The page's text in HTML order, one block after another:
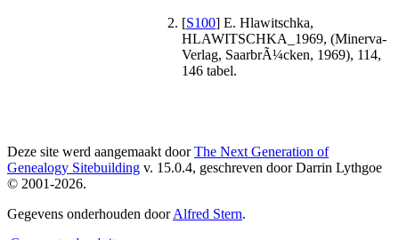
[S100] E. Hlawitschka,
HLAWITSCHKA_1969, (Minerva-
Verlag, SaarbrÃ¼cken, 1969), 114,
146 tabel.
Deze site werd aangemaakt doorThe Next Generation of
Genealogy Sitebuilding v. 15.0.4, geschreven door Darrin Lythgoe
© 2001-2026.
Gegevens onderhouden doorAlfred Stern.